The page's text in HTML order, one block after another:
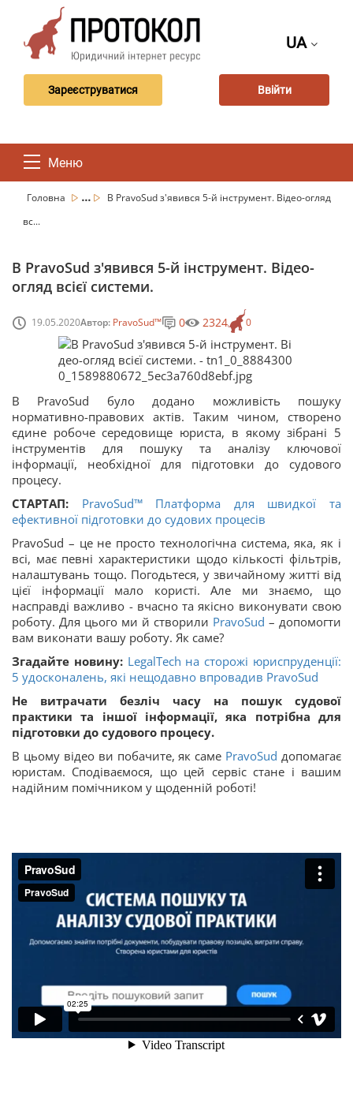
UA
Зареєструватися Ввійти
Меню
Головна ...
В PravoSud з'явився 5-й інструмент. Відео-огляд
вс...
В PravoSud з'явився 5-й інструмент. Відео-
огляд всієї системи.
19.05.2020Автор: PravoSud™ 0
0 2324
В PravoSud було додано можливість пошуку
нормативно-правових актів. Таким чином, створено
єдине робоче середовище юриста, в якому зібрані 5
інструментів для пошуку та аналізу ключової
інформації, необхідної для підготовки до судового
процесу.
СТАРТАП:
PravoSud™ Платформа для швидкої та
ефективної підготовки до судових процесів
PravoSud – це не просто технологічна система, яка, як і
всі, має певні характеристики щодо кількості фільтрів,
налаштувань тощо. Погодьтеся, у звичайному житті від
цієї інформації мало користі. Але ми знаємо, що
насправді важливо - вчасно та якісно виконувати свою
роботу. Для цього ми й створили PravoSud – допомогти
вам виконати вашу роботу. Як саме?
Згадайте новину: LegalTech на сторожі юриспруденції:
5 удосконалень, які нещодавно впровадив PravoSud
Не витрачати безліч часу на пошук судової
практики та іншої інформації, яка потрібна для
підготовки до судового процесу.
В цьому відео ви побачите, як саме PravoSud допомагає
юристам. Сподіваємося, що цей сервіс стане і вашим
надійним помічником у щоденній роботі!